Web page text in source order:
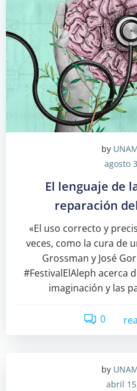
by
agosto
El lenguaje de
reparación
«El uso correcto y
veces, como la cura de
Grossman y José
#FestivalElAleph acerca
imaginación y las
0
by
abril